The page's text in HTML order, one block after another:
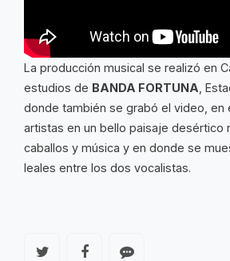
La producción musical se realizó en
estudios de BANDA FORTUNA,
donde también se grabó el video, en
artistas en un bello paisaje desértico
caballos y música y en donde se
leales entre los dos vocalistas.